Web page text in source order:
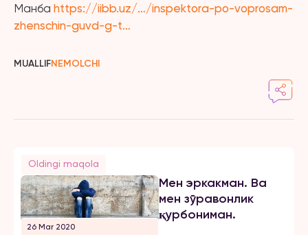
Манба https://iibb.uz/…/inspektora-po-voprosam-
zhenschin-guvd-g-t…
MUALLIFNEMOLCHI
Oldingi maqola
26 Mar 2020
Мен эркакман. Ва
мен зўравонлик
қурбониман.